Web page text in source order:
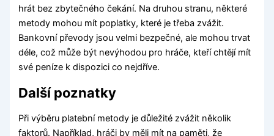
hrát bez zbytečného čekání. Na druhou stranu, některé
metody mohou mít poplatky, které je třeba zvážit.
Bankovní převody jsou velmi bezpečné, ale mohou trvat
déle, což může být nevýhodou pro hráče, kteří chtějí mít
své peníze k dispozici co nejdříve.
Další poznatky
Při výběru platební metody je důležité zvážit několik
faktorů. Například, hráči by měli mít na paměti, že